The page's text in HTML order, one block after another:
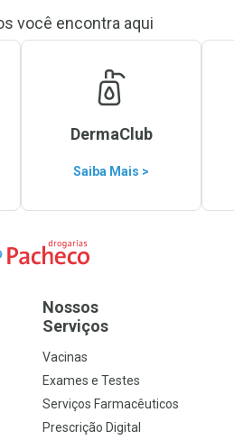
você encontra aqui
DermaClub
Saiba Mais >
a Home
Nossos
Serviços
Vacinas
Exames e Testes
Serviços Farmacêuticos
Prescrição Digital